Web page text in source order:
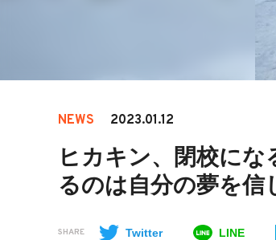
NEWS 2023.01.12
ヒカキン、閉校に
るのは自分の夢を信
SHARE Twitter LINE